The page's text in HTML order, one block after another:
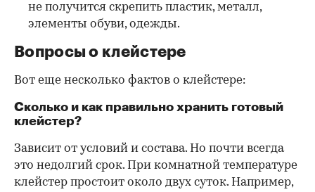
не получится скрепить пластик, металл,
элементы обуви, одежды.
Вопросы о клейстере
Вот еще несколько фактов о клейстере:
Сколько и как правильно хранить готовый
клейстер?
Зависит от условий и состава. Но почти всегда
это недолгий срок. При комнатной температуре
клейстер простоит около двух суток. Например,